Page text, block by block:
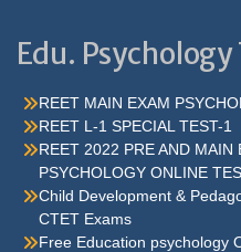
Edu. Psychology
REET MAIN EXAM
REET L-1 SPECIAL TEST-1
REET 2022 PRE AND MAIN
PSYCHOLOGY ONLINE
Child Development &
CTET Exams
Free Education psychology